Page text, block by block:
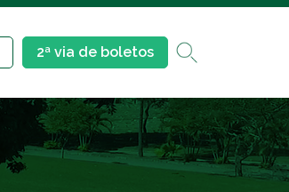
2ª via de boletos